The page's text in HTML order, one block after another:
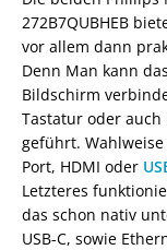
272B7QUBHEB
vor allem dann
Denn Man kann
Bildschirm
Tastatur oder
geführt.
Port, HDMI oder
Letzteres
das schon nativ
USB-C, sowie